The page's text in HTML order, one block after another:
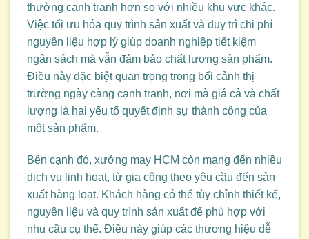
thường cạnh tranh hơn so với nhiều khu vực khác.
Việc tối ưu hóa quy trình sản xuất và duy trì chi phí
nguyên liệu hợp lý giúp doanh nghiệp tiết kiệm
ngân sách mà vẫn đảm bảo chất lượng sản phẩm.
Điều này đặc biệt quan trọng trong bối cảnh thị
trường ngày càng cạnh tranh, nơi mà giá cả và chất
lượng là hai yếu tố quyết định sự thành công của
một sản phẩm.
Bên cạnh đó, xưởng may HCM còn mang đến nhiều
dịch vụ linh hoạt, từ gia công theo yêu cầu đến sản
xuất hàng loạt. Khách hàng có thể tùy chỉnh thiết kế,
nguyên liệu và quy trình sản xuất để phù hợp với
nhu cầu cụ thể. Điều này giúp các thương hiệu dễ